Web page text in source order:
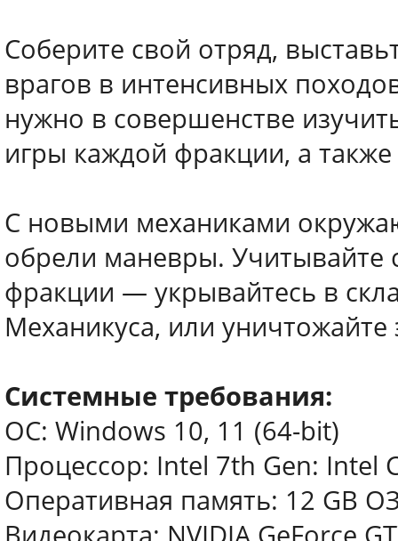
Соберите свой отряд,
врагов в интенсивных
нужно в совершенстве
игры каждой фракции, а
С новыми механиками
обрели маневры. Учитывайте
фракции — укрывайтесь в
Механикуса, или уничтожайте
Системные требования:
ОС: Windows 10, 11 (64-bit)
Процессор: Intel 7th Gen: Intel
Оперативная память: 12 GB